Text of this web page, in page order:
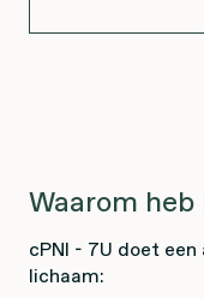
Waarom
cPNI - 7U doet
lichaam: